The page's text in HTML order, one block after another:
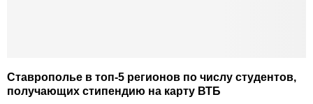
Ставрополье в топ-5 регионов по числу студентов,
получающих стипендию на карту ВТБ